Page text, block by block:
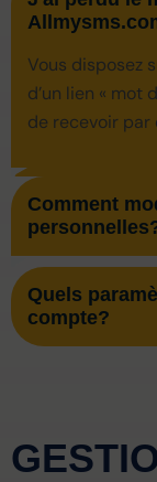
Vous disposez
d’un lien « mot
de recevoir par
Comment
Quels
compte?